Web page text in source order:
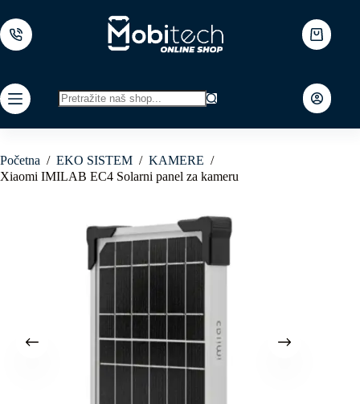
to
content
Shopping
cart
results
Početna / EKO SISTEM / KAMERE /
Xiaomi IMILAB EC4 Solarni panel za kameru